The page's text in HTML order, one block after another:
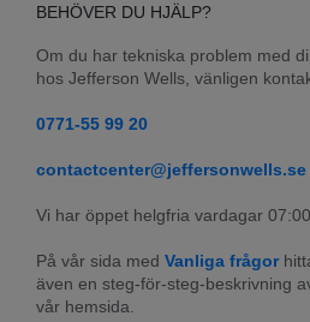
BEHÖVER DU HJÄLP?
Om du har tekniska problem med
hos Jefferson Wells, vänligen
0771-55 99 20
contactcenter@jeffersonwells.se
Vi har öppet helgfria vardagar
På vår sida med Vanliga frågor
även en steg-för-steg-beskrivning
vår hemsida.